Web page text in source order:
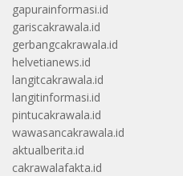
gapurainformasi.id
gariscakrawala.id
gerbangcakrawala.id
helvetianews.id
langitcakrawala.id
langitinformasi.id
pintucakrawala.id
wawasancakrawala.id
aktualberita.id
cakrawalafakta.id